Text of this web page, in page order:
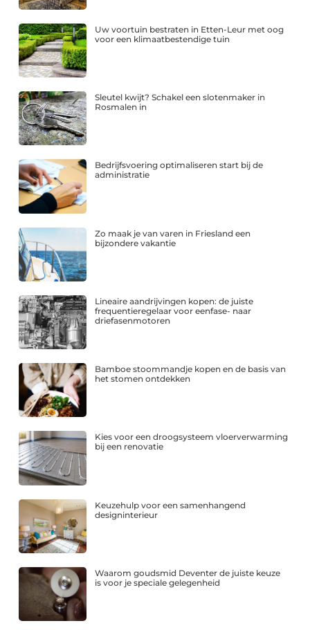
Uw voortuin bestraten in Etten-Leur met oog
voor een klimaatbestendige tuin
Sleutel kwijt? Schakel een slotenmaker in
Rosmalen in
Bedrijfsvoering optimaliseren start bij de
administratie
Zo maak je van varen in Friesland een
bijzondere vakantie
Lineaire aandrijvingen kopen: de juiste
frequentieregelaar voor eenfase- naar
driefasenmotoren
Bamboe stoommandje kopen en de basis van
het stomen ontdekken
Kies voor een droogsysteem vloerverwarming
bij een renovatie
Keuzehulp voor een samenhangend
designinterieur
Waarom goudsmid Deventer de juiste keuze
is voor je speciale gelegenheid